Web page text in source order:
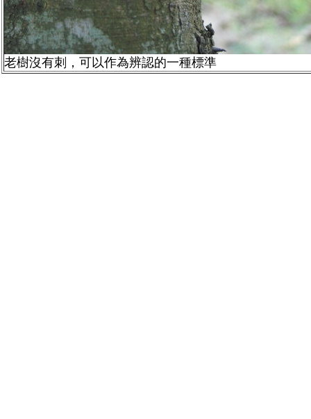
老樹沒有刺，可以作為辨認的一種標準